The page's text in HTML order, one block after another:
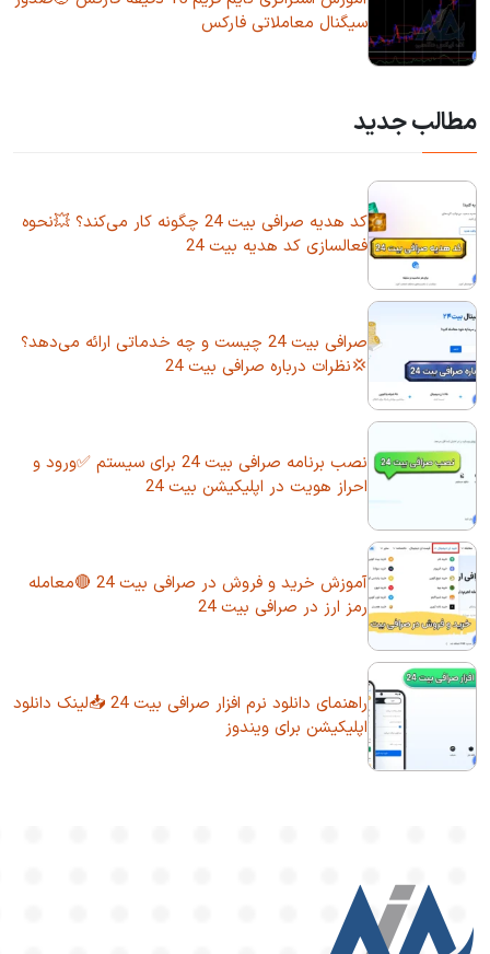
سیگنال معاملاتی فارکس
مطالب جدید
کد هدیه صرافی بیت 24 چگونه کار می‌کند؟ 💥نحوه
فعالسازی کد هدیه بیت 24
صرافی بیت 24 چیست و چه خدماتی ارائه می‌دهد؟
💢نظرات درباره صرافی بیت 24
نصب برنامه صرافی بیت 24 برای سیستم ✅ورود و
احراز هویت در اپلیکیشن بیت 24
آموزش خرید و فروش در صرافی بیت 24 🔴معامله
رمز ارز در صرافی بیت 24
راهنمای دانلود نرم افزار صرافی بیت 24 📥لینک دانلود
اپلیکیشن برای ویندوز